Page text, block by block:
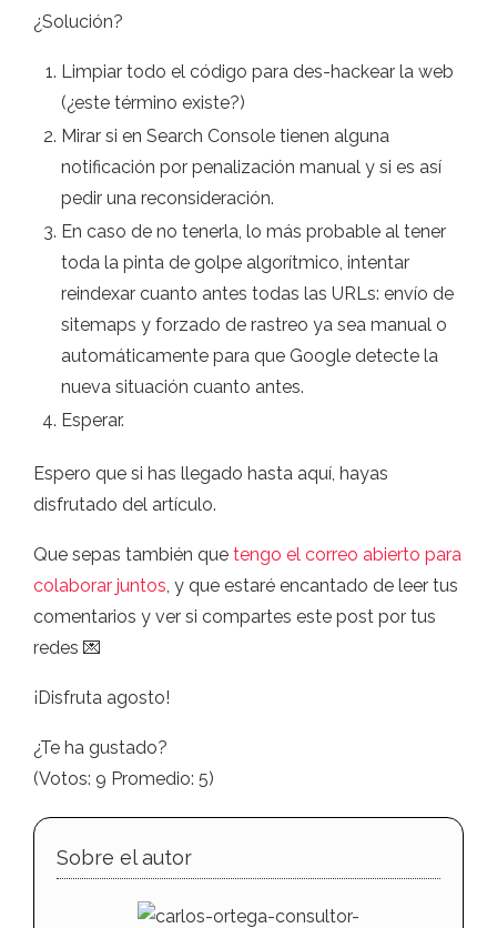
¿Solución?
Limpiar todo el código para des-hackear la web
(¿este término existe?)
Mirar si en Search Console tienen alguna
notificación por penalización manual y si es así
pedir una reconsideración.
En caso de no tenerla, lo más probable al tener
toda la pinta de golpe algorítmico, intentar
reindexar cuanto antes todas las URLs: envío de
sitemaps y forzado de rastreo ya sea manual o
automáticamente para que Google detecte la
nueva situación cuanto antes.
Esperar.
Espero que si has llegado hasta aquí, hayas
disfrutado del artículo.
Que sepas también que tengo el correo abierto para
colaborar juntos , y que estaré encantado de leer tus
comentarios y ver si compartes este post por tus
redes 💌
¡Disfruta agosto!
¿Te ha gustado?
(Votos: 9 Promedio: 5)
Sobre el autor